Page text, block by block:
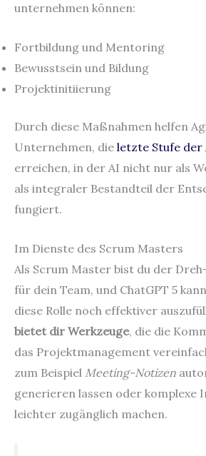
unternehmen können:
Fortbildung und Mentoring
Bewusstsein und Bildung
Projektinitiierung
Durch diese Maßnahmen helfen
Unternehmen, die letzte Stufe
erreichen, in der AI nicht nur als
als integraler Bestandteil der
fungiert.
Im Dienste des Scrum Masters
Als Scrum Master bist du der
für dein Team, und ChatGPT 5
diese Rolle noch effektiver
bietet dir Werkzeuge, die die
das Projektmanagement
zum Beispiel Meeting-Notizen
generieren lassen oder komplexe
leichter zugänglich machen.